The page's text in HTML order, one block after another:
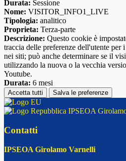
Durata: Sessione
Nome: VISITOR_INFO1_LIVE
Tipologia: analitico
Proprieta: Terza-parte
Descrizione: Questo cookie è
traccia delle preferenze dell'utente
nei siti; può anche determinare se il
utilizzando la nuova o la vecchia
Youtube.
Durata: 6 mesi
Accetta tutti Salva le preferenze
IPSEOA
Contatti
IPSEOA Girolamo Varnelli